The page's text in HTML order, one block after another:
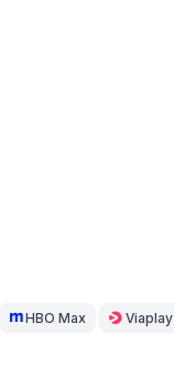
HBO Max Viaplay